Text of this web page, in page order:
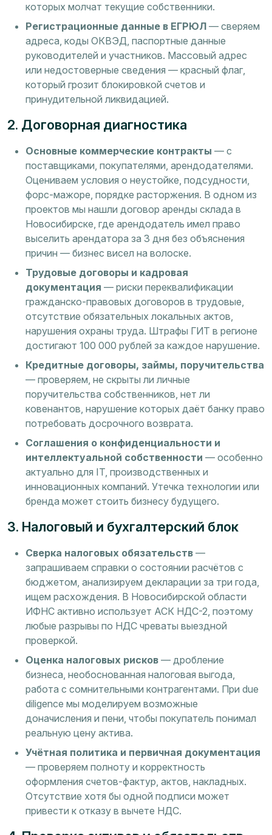
которых молчат текущие собственники.
Регистрационные данные в ЕГРЮЛ — сверяем
адреса, коды ОКВЭД, паспортные данные
руководителей и участников. Массовый адрес
или недостоверные сведения — красный флаг,
который грозит блокировкой счетов и
принудительной ликвидацией.
2. Договорная диагностика
Основные коммерческие контракты — с
поставщиками, покупателями, арендодателями.
Оцениваем условия о неустойке, подсудности,
форс-мажоре, порядке расторжения. В одном из
проектов мы нашли договор аренды склада в
Новосибирске, где арендодатель имел право
выселить арендатора за 3 дня без объяснения
причин — бизнес висел на волоске.
Трудовые договоры и кадровая
документация — риски переквалификации
гражданско-правовых договоров в трудовые,
отсутствие обязательных локальных актов,
нарушения охраны труда. Штрафы ГИТ в регионе
достигают 100 000 рублей за каждое нарушение.
Кредитные договоры, займы, поручительства
— проверяем, не скрыты ли личные
поручительства собственников, нет ли
ковенантов, нарушение которых даёт банку право
потребовать досрочного возврата.
Соглашения о конфиденциальности и
интеллектуальной собственности — особенно
актуально для IT, производственных и
инновационных компаний. Утечка технологии или
бренда может стоить бизнесу будущего.
3. Налоговый и бухгалтерский блок
Сверка налоговых обязательств —
запрашиваем справки о состоянии расчётов с
бюджетом, анализируем декларации за три года,
ищем расхождения. В Новосибирской области
ИФНС активно использует АСК НДС-2, поэтому
любые разрывы по НДС чреваты выездной
проверкой.
Оценка налоговых рисков — дробление
бизнеса, необоснованная налоговая выгода,
работа с сомнительными контрагентами. При due
diligence мы моделируем возможные
доначисления и пени, чтобы покупатель понимал
реальную цену актива.
Учётная политика и первичная документация
— проверяем полноту и корректность
оформления счетов-фактур, актов, накладных.
Отсутствие хотя бы одной подписи может
привести к отказу в вычете НДС.